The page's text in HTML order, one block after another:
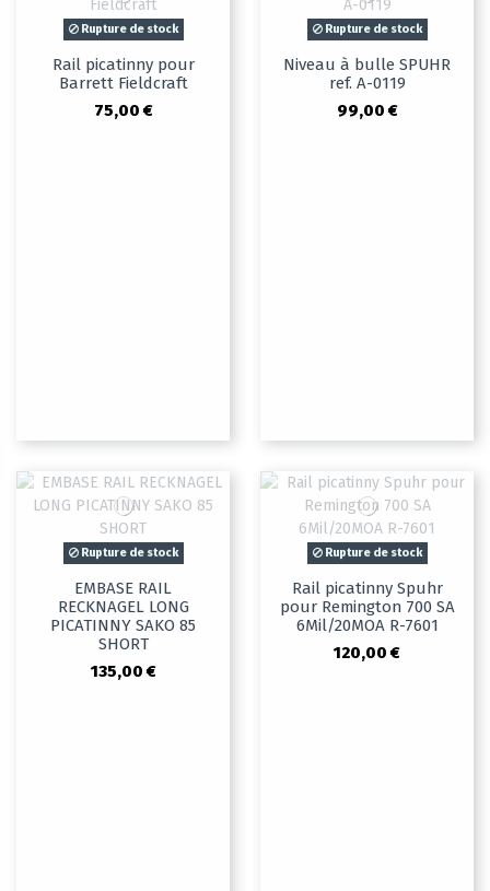
Rupture de stock
Rail picatinny pour
Barrett Fieldcraft
75,00 €
Rupture de stock
Niveau à bulle SPUHR
ref. A-0119
99,00 €
Rupture de stock
EMBASE RAIL
RECKNAGEL LONG
PICATINNY SAKO 85
SHORT
135,00 €
Rupture de stock
Rail picatinny Spuhr
pour Remington 700 SA
6Mil/20MOA R-7601
120,00 €